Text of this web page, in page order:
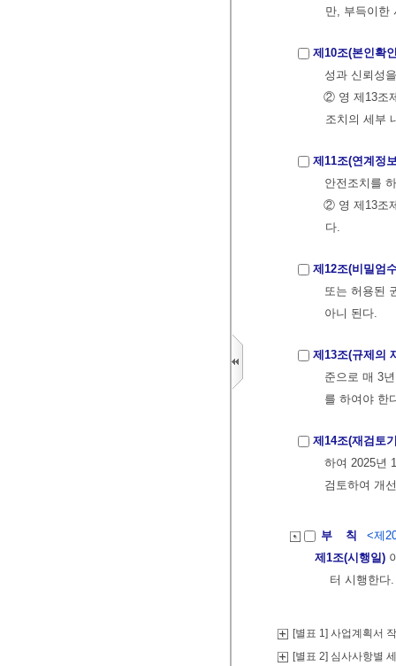
만, 부득이한
제10조(본인확
성과 신뢰성
② 영 제13조
조치의 세부
제11조(연계정
안전조치를
② 영 제13조
다.
제12조(비밀엄
또는 허용된
아니 된다.
제13조(규제의
준으로 매 3
를 하여야 한
제14조(재검토
하여 2025년
검토하여 개
부 칙
<제
제1조(시행일)
터 시행한다.
[별표 1] 사업계획서
[별표 2] 심사사항별